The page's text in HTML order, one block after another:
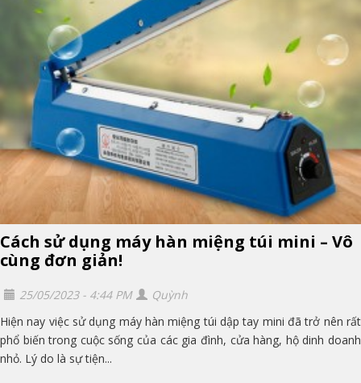
Cách sử dụng máy hàn miệng túi mini – Vô
cùng đơn giản!
25/05/2023 - 4:44 PM
Quỳnh
Hiện nay việc sử dụng máy hàn miệng túi dập tay mini đã trở nên rất
phổ biến trong cuộc sống của các gia đình, cửa hàng, hộ dinh doanh
nhỏ. Lý do là sự tiện...